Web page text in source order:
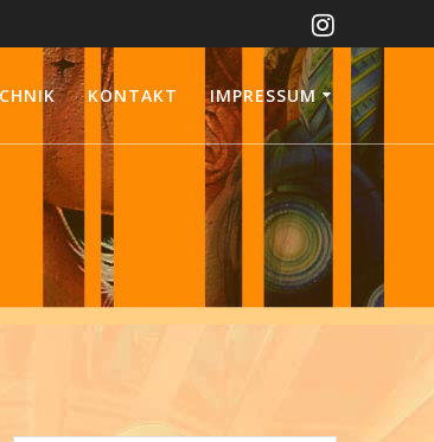
KONTAKT IMPRESSUM